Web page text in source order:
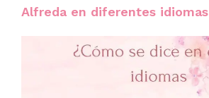
Alfreda en diferentes idiomas